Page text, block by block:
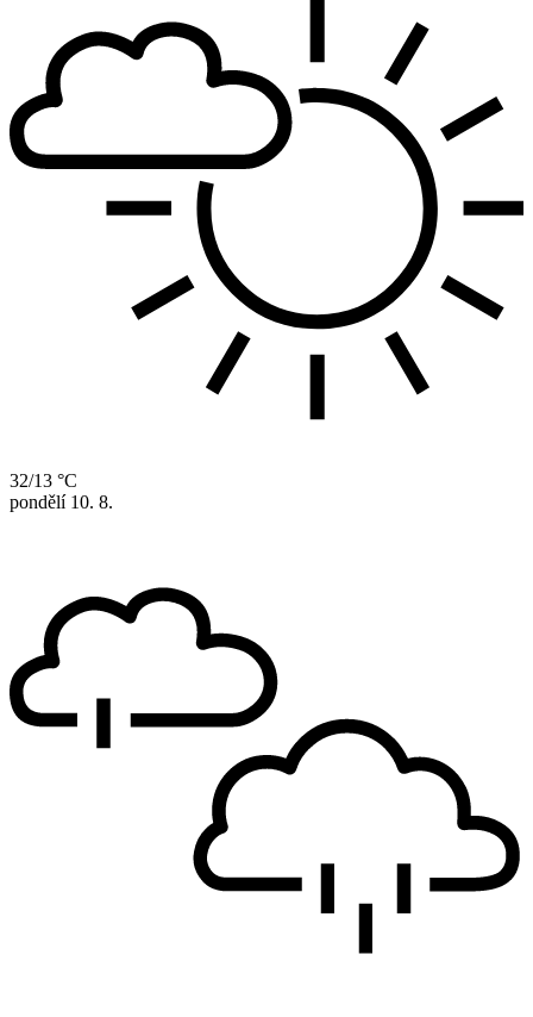
32/13 °C
pondělí 10. 8.